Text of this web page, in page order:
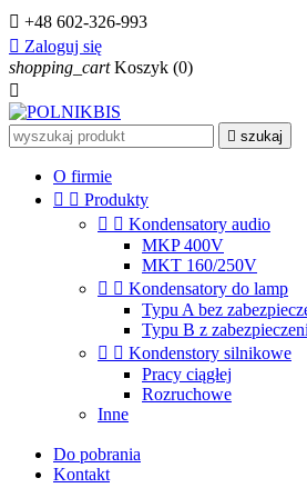
 +48 602-326-993
 Zaloguj się
shopping_cart Koszyk (0)

 szukaj
O firmie
  Produkty
  Kondensatory audio
MKP 400V
MKT 160/250V
  Kondensatory do lamp
Typu A bez
Typu B z
  Kondenstory silnikowe
Pracy ciągłej
Rozruchowe
Inne
Do pobrania
Kontakt